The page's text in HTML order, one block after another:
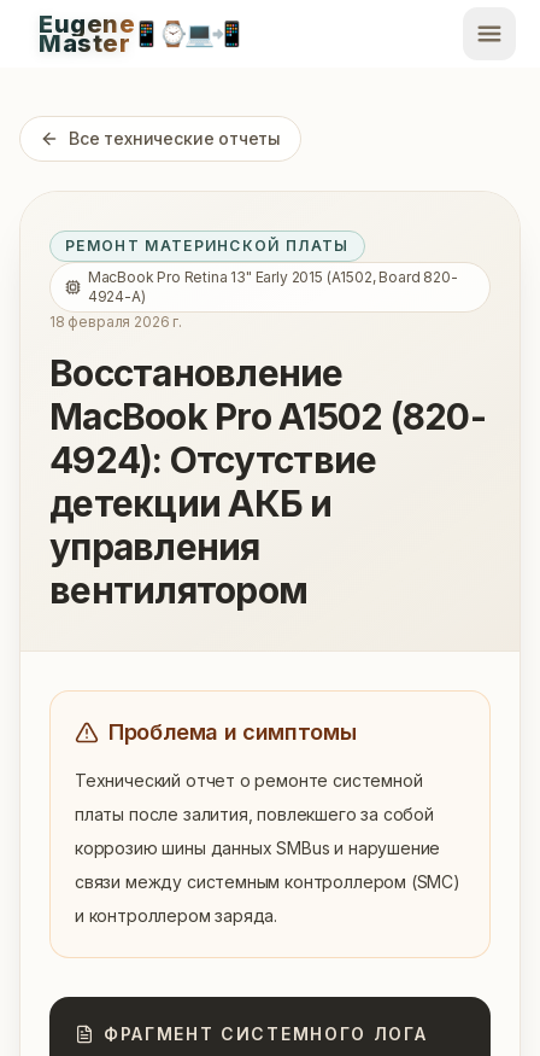
Apple Diagnostics & Engineering Authority in Saint
Eugene
Master📱 ⌚💻📲
Все технические отчеты
РЕМОНТ МАТЕРИНСКОЙ ПЛАТЫ
MacBook Pro Retina 13" Early 2015 (A1502, Board 820-
4924-A)
18 февраля 2026 г.
Восстановление
MacBook Pro A1502 (820-
4924): Отсутствие
детекции АКБ и
управления
вентилятором
Проблема и симптомы
Технический отчет о ремонте системной
платы после залития, повлекшего за собой
коррозию шины данных SMBus и нарушение
связи между системным контроллером (SMC)
и контроллером заряда.
ФРАГМЕНТ СИСТЕМНОГО ЛОГА